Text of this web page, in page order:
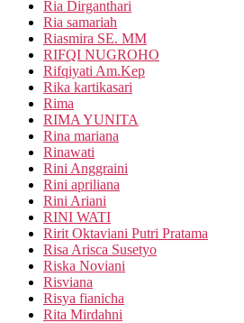
Ria Dirganthari
Ria samariah
Riasmira SE. MM
RIFQI NUGROHO
Rifqiyati Am.Kep
Rika kartikasari
Rima
RIMA YUNITA
Rina mariana
Rinawati
Rini Anggraini
Rini apriliana
Rini Ariani
RINI WATI
Ririt Oktaviani Putri Pratama
Risa Arisca Susetyo
Riska Noviani
Risviana
Risya fianicha
Rita Mirdahni